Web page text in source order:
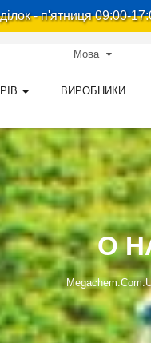
- п'ятниця
Мова
ВИРОБНИКИ
О